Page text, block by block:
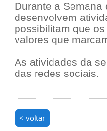
Durante a Semana
desenvolvem
possibilitam que
valores que
As atividades da
das redes sociais.
< voltar